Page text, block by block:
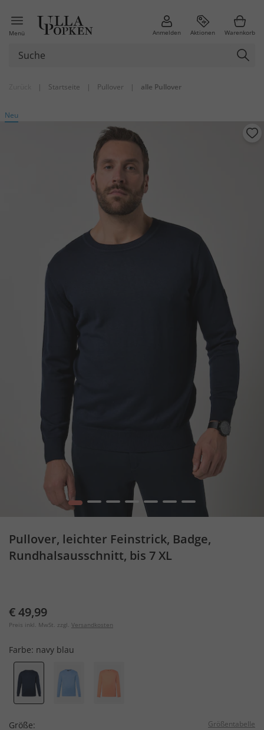
Menü Anmelden Aktionen Warenkorb
| Startseite | Pullover | alle Pullover
Neu
1 2 3 4 5 6 7
Pullover, leichter Feinstrick, Badge,
Rundhalsausschnitt, bis 7 XL
€ 49,99
Preis inkl. MwSt. zzgl. Versandkosten
Farbe: navy blau
Größe: Größentabelle